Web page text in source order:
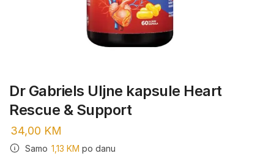
Dr Gabriels Uljne kapsule Heart
Rescue & Support
34,00 KM
Samo 1,13 KM po danu